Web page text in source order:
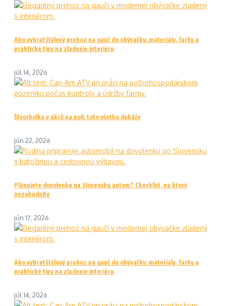
Ako vybrať štýlový prehoz na gauč do obývačky: materiály, farby a
praktické tipy na zladenie interiéru
júl 14, 2026
Štvorkolka v akcii na poli: toto všetko dokáže
jún 22, 2026
Plánujete dovolenku na Slovensku autom? Checklist, na ktorý
nezabudnite
jún 17, 2026
Ako vybrať štýlový prehoz na gauč do obývačky: materiály, farby a
praktické tipy na zladenie interiéru
júl 14, 2026